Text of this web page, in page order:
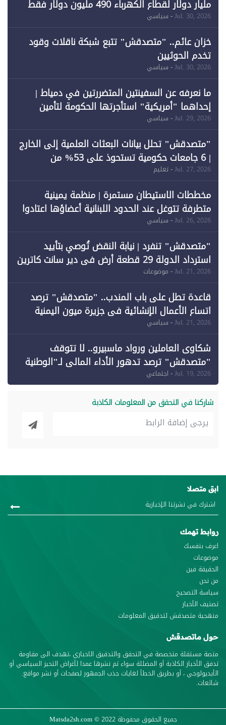
مليار دولار لقطاع الكهرباء 490 مليون دولار فقط
لـ"الطاقة المتجددة" (1)
Jul. 30, 2026- سياسي
خزان عائم.. "متصدقش" تتبع شبكة ناقلات وقود
تخدم الحوثيين
Jul. 30, 2026- سياسي
ما نعرفه عن السفينتين المتضررتين في دمياط |
إحداهما "أمريكية" استأجرتها الحكومة لتأمين
احتياجات الطاقة
Jul. 29, 2026- سياسي
"متصدقش" تحلل بيانات البعثات العلمية إلى الخارج
| 6 جامعات حكومية تستحوذ على 53% من
Jul. 27, 2026- تعليم
مخططات الاستيطان مستمرة | منظمة يمينية
متطرفة تتوغل عند الحدود اللبنانية أعضاؤها اعتادوا
خرق الحدود
Jul. 26, 2026- سياسي
"متصدقش" تنفرد | نيابة النقض تُوصي بتأييد
استرداد الدولة 29 قطعة أرض في دير سانت كاترين
وقبول طعن الحكومة جزئيًا (1)
Jul. 21, 2026- موضوعات
قاعدة تطل على باب المندب.. "متصدقش" ترصد
اتساع الأعمال الإنشائية في جزيرة ميون اليمنية
Jul. 21, 2026- سياسي
شكاوى العاملين ورواد ماسبيرو.. لا تتوقف
"متصدقش" ترصد تدهور الأداء المالي لـ"الوطنية
للإعلام"
Jul. 19, 2026- اجتماعي
شاركنا في التحقق من المعلومات الكاذبة
ابق متصلا
روابط تهمك
اعرف بنفسك
موضوعات
الحقيقة فين
من نحن
سياسة التصحيح
تصنيف الأخبار
منهجية متصدقش لتدقيق المعلومات
حول ماتصدقش
منصة مستقلة متخصصة في التحقق والتدقيق الاخباري ،تهدف الى مقاومة
تدفق الأخبار الكاذبة أو المضللة سواء تم نشرها عمدا لأغراض التحيز السياسي أو
الأيديولوجي ، أو بطريق الخطأ لغايات جذب الجمهور لصفحات أو نشر مواقع.
شائعات.
جميع الحقوق محفوظة Matsda2sh.com© 2022